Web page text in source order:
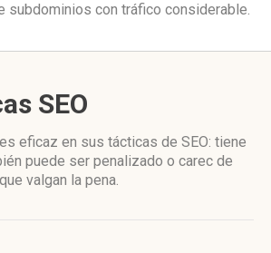
subdominios con tráfico considerable.
SEO
eficaz en sus tácticas de SEO: tiene
puede ser penalizado o carec de
valgan la pena.